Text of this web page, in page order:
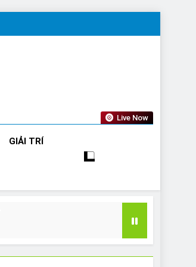
Live Now
GIẢI TRÍ